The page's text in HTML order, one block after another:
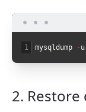
1 mysqldump -u
2. Restore